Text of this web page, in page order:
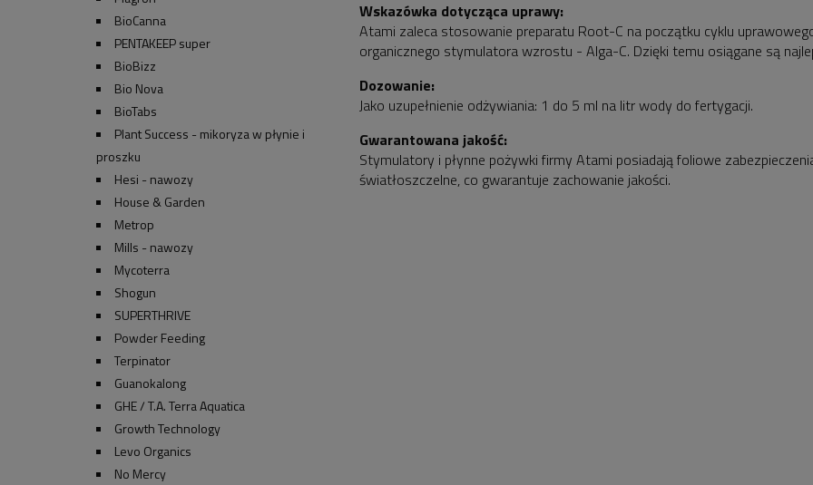
BioCanna
PENTAKEEP super
BioBizz
Bio Nova
BioTabs
Plant Success - mikoryza w płynie i
proszku
Hesi - nawozy
House & Garden
Metrop
Mills - nawozy
Mycoterra
Shogun
SUPERTHRIVE
Powder Feeding
Terpinator
Guanokalong
GHE / T.A. Terra Aquatica
Growth Technology
Levo Organics
No Mercy
Wskazówka dotycząca uprawy:
Atami zaleca stosowanie preparatu Root-C na początku cyklu
organicznego stymulatora wzrostu - Alga-C. Dzięki temu osiągane są
Dozowanie:
Jako uzupełnienie odżywiania: 1 do 5 ml na litr wody do fertygacji.
Gwarantowana jakość:
Stymulatory i płynne pożywki firmy Atami posiadają foliowe
światłoszczelne, co gwarantuje zachowanie jakości.